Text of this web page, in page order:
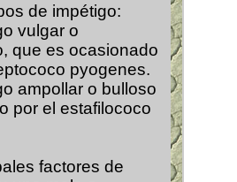
de impétigo:
vulgar o
que es ocasionado
pyogenes.
ampollar o bulloso
por el estafilococo
factores de